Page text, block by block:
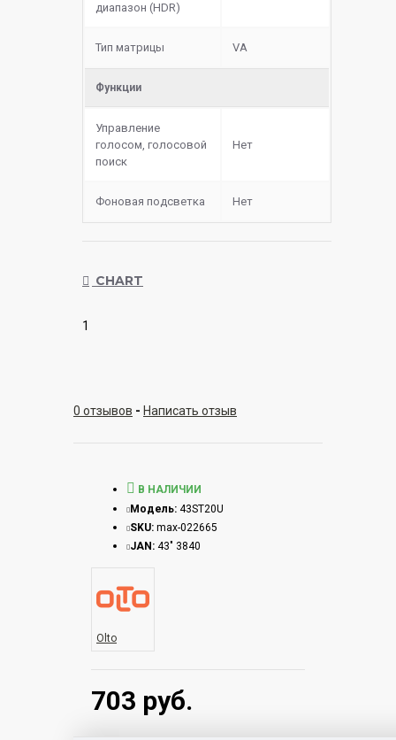
диапазон (HDR)
Тип матрицы VA
Функции
Управление
голосом, голосовой
поиск
Нет
Фоновая подсветка Нет
CHART
1
0 отзывов - Написать отзыв
703 руб.
В НАЛИЧИИ
Модель: 43ST20U
SKU: max-022665
JAN: 43" 3840
Olto